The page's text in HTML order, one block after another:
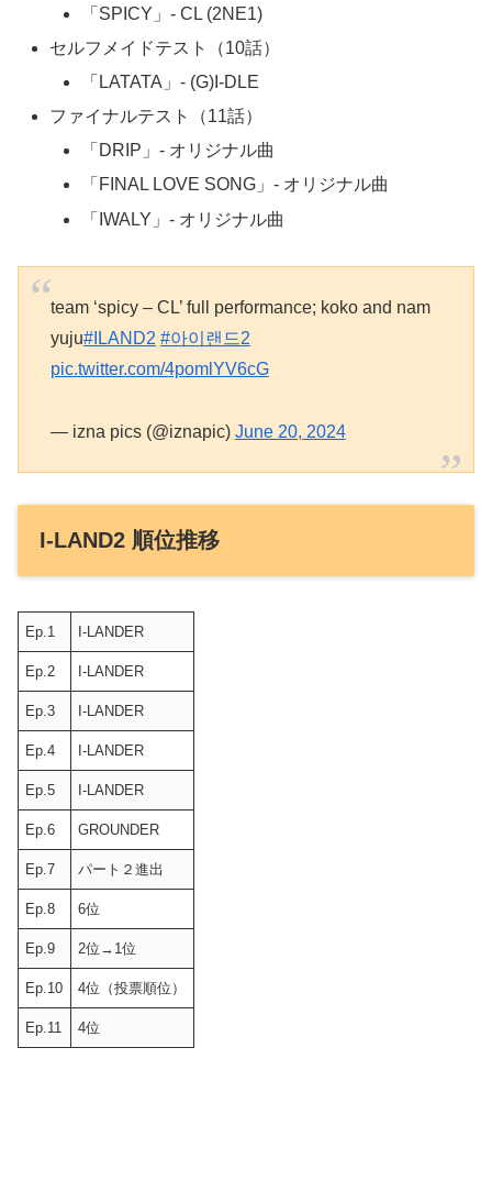
「SPICY」- CL (2NE1)
セルフメイドテスト（10話）
「LATATA」- (G)I-DLE
ファイナルテスト（11話）
「DRIP」- オリジナル曲
「FINAL LOVE SONG」- オリジナル曲
「IWALY」- オリジナル曲
team ‘spicy – CL’ full performance; koko and nam
yuju#ILAND2 #아이랜드2
pic.twitter.com/4pomlYV6cG
— izna pics (@iznapic) June 20, 2024
I-LAND2 順位推移
Ep.1 I-LANDER
Ep.2 I-LANDER
Ep.3 I-LANDER
Ep.4 I-LANDER
Ep.5 I-LANDER
Ep.6 GROUNDER
Ep.7 パート２進出
Ep.8 6位
Ep.9 2位→1位
Ep.10 4位（投票順位）
Ep.11 4位